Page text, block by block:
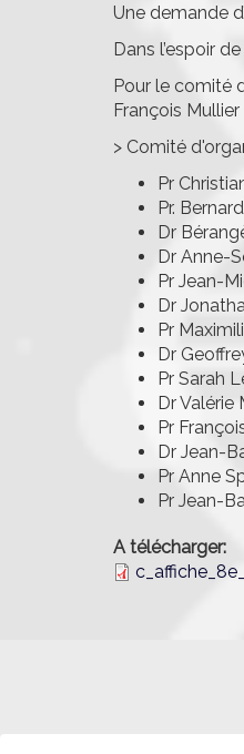
Une demande
Dans l’espoir
Pour le comité
François Mullier
> Comité
Pr
Pr.
Dr
Dr Anne-
Pr Jean-
Dr
Pr
Dr
Pr Sarah
Dr Valérie
Pr
Dr Jean-
Pr Anne
Pr Jean-
A télécharger: